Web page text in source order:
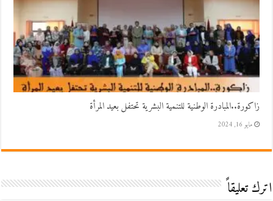
زاكورة..المبادرة الوطنية للتنمية البشرية تحتفل بعيد المرأة
مايو 16, 2024
اترك تعليقاً